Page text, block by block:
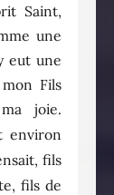
Saint,
une
eut une
Fils
joie.
environ
fils
fils de